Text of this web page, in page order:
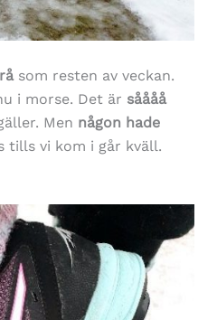
som resten av veckan.
i morse. Det är såååå
Men någon hade
vi kom i går kväll.